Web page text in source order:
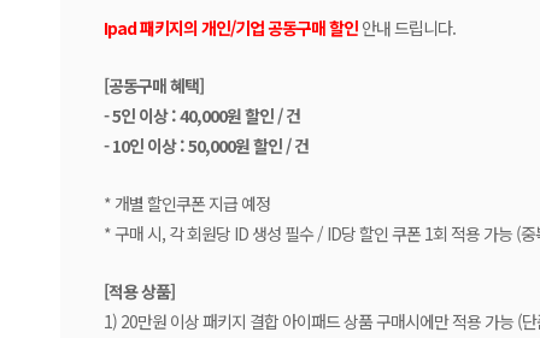
Ipad 패키지의 개인/기업 공동구매 할인 안내 드립니다.
[공동구매 혜택]
- 5인 이상 : 40,000원 할인 / 건
- 10인 이상 : 50,000원 할인 / 건
* 개별 할인쿠폰 지급 예정
* 구매 시, 각 회원당 ID 생성 필수 / ID당 할인 쿠폰 1회 적용 가능 (
[적용 상품]
1) 20만원 이상 패키지 결합 아이패드 상품 구매시에만 적용 가능 (